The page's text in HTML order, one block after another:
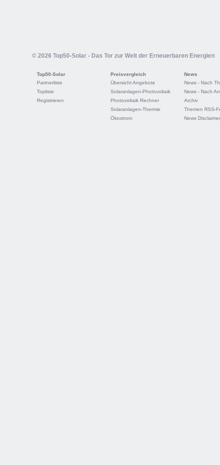
© 2026 Top50-Solar - Das Tor zur Welt der Erneuerbaren Energien
Top50-Solar
Partnerliste
Topliste
Registrieren
Preisvergleich
Übersicht Angebote
Solaranlagen-Photovoltaik
Photovoltaik Rechner
Solaranlagen-Thermie
Ökostrom
News
News - Nach
News - Nach
Archiv
Themen RSS-
News Disclaimer